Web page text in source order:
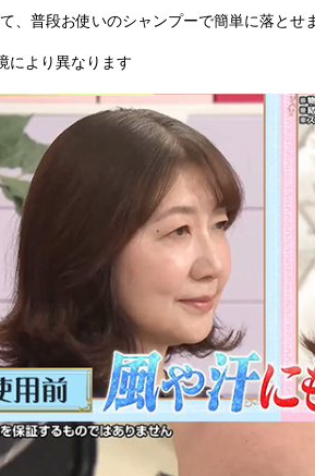
、普段お使いのシャンプーで簡単に落とせ
により異なります